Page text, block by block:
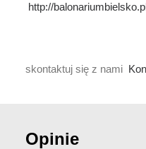
http://
skontaktuj się z nami
Opinie